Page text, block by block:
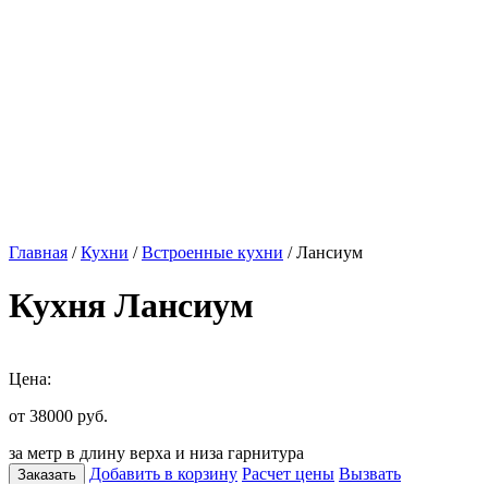
Главная /Кухни /Встроенные кухни / Лансиум
Кухня Лансиум
Цена:
от 38000 руб.
за метр в длину верха и низа гарнитура
Заказать Добавить в корзину Расчет цены Вызвать